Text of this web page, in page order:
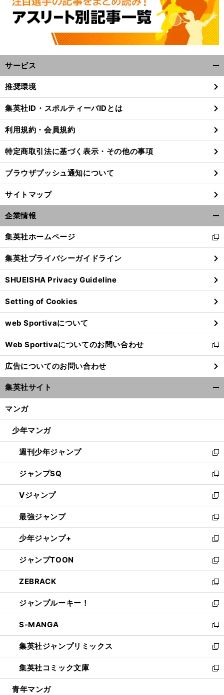
。
前
サービス
閉
る
推奨環境
集英社ID・スポルティーバIDとは
利用規約・会員規約
特定商取引法に基づく表示・その他の事項
ブラウザプッシュ通知について
サイトマップ
企業情報
閉
る
集英社ホームページ
新
し
い
ウ
ィ
ン
ド
ウ
で
開
く
集英社プライバシーガイドライン
SHUEISHA Privacy Guideline
Setting of Cookies
web Sportivaについて
Web Sportivaについてのお問い合わせ
新
し
い
ウ
ィ
ン
ウ
開
く
広告についてのお問い合わせ
集英社サイト
マンガ
少年マンガ
週刊少年ジャンプ
新
し
い
ウ
ィ
ン
ド
ウ
で
開
く
ジャンプSQ
新
し
い
ウ
ィ
ン
ド
ウ
で
開
く
Vジャンプ
新
し
い
ウ
ィ
ン
ド
ウ
で
開
く
最強ジャンプ
新
し
い
ウ
ィ
ン
ド
ウ
で
開
く
少年ジャンプ+
新
し
い
ウ
ィ
ン
ド
ウ
で
開
く
ジャンプTOON
新
し
い
ウ
ィ
ン
ド
ウ
で
開
く
ZEBRACK
新
し
い
ウ
ィ
ン
ド
ウ
で
開
ジャンプルーキー！
新
し
い
ウ
ィ
ン
ド
ウ
S-MANGA
新
し
い
ウ
ィ
ン
集英社ジャンプリミックス
新
し
い
ウ
集英社コミック文庫
新
し
青年マンガ